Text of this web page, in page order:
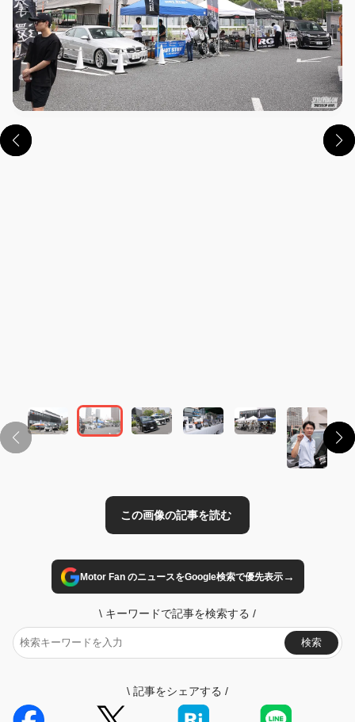
Motor Fan のニュースをGoogle検索で優先表示→
\ キーワードで記事を検索する /
検索
\ 記事をシェアする /